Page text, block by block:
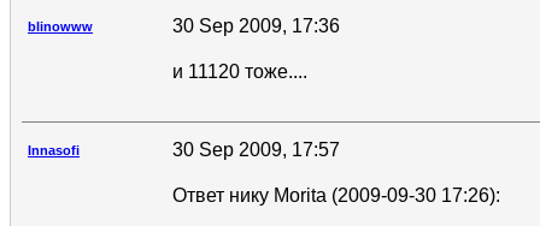
blinowww 30 Sep 2009, 17:36
и 11120 тоже....
Innasofi 30 Sep 2009, 17:57
Ответ нику Morita (2009-09-30 17:26):